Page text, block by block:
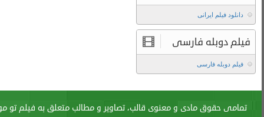
از آن پیگرد قانونی دارد.